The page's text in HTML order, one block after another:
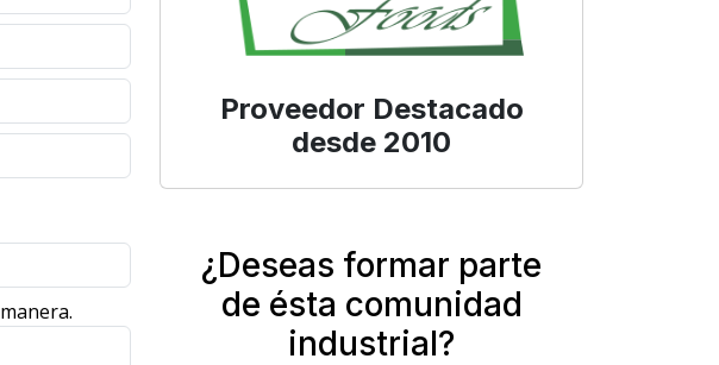
Proveedor Destacado
desde 2010
¿Deseas formar parte
de ésta comunidad
industrial?